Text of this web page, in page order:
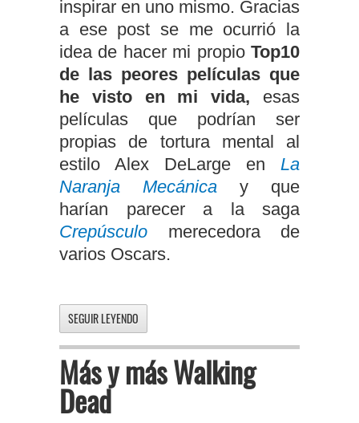
inspirar en uno mismo. Gracias
a ese post se me ocurrió la
idea de hacer mi propio Top10
de las peores películas que
he visto en mi vida, esas
películas que podrían ser
propias de tortura mental al
estilo Alex DeLarge en La
Naranja Mecánica y que
harían parecer a la saga
Crepúsculo merecedora de
varios Oscars.
SEGUIR LEYENDO
Más y más Walking
Dead